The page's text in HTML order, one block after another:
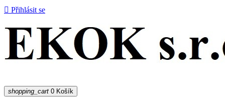
 Přihlásit se
shopping_cart 0 Košík